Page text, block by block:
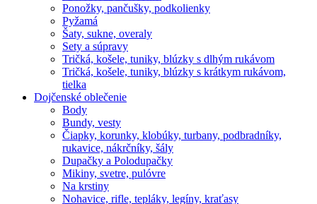
Ponožky, pančušky, podkolienky
Pyžamá
Šaty, sukne, overaly
Sety a súpravy
Tričká, košele, tuniky, blúzky s dlhým rukávom
Tričká, košele, tuniky, blúzky s krátkym rukávom,
tielka
Dojčenské oblečenie
Body
Bundy, vesty
Čiapky, korunky, klobúky, turbany, podbradníky,
rukavice, nákrčníky, šály
Dupačky a Polodupačky
Mikiny, svetre, pulóvre
Na krstiny
Nohavice, rifle, tepláky, legíny, kraťasy